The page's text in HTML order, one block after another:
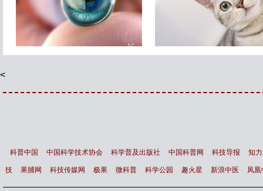
<
科普中国 中国科学技术协会 科学普及出版社 中国科普网 科技导报 知
技 果脯网 科技传媒网 极果 微科普 科学公园 趣火星 新浪中医 凤凰